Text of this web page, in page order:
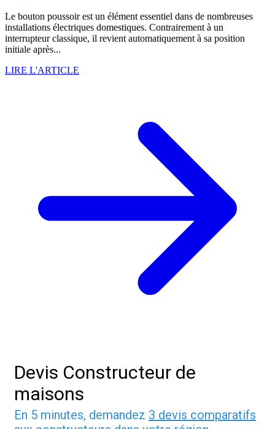
Le bouton poussoir est un élément essentiel dans de nombreuses
installations électriques domestiques. Contrairement à un
interrupteur classique, il revient automatiquement à sa position
initiale après...
LIRE L'ARTICLE
Devis Constructeur de
maisons
En 5 minutes, demandez 3 devis comparatifs